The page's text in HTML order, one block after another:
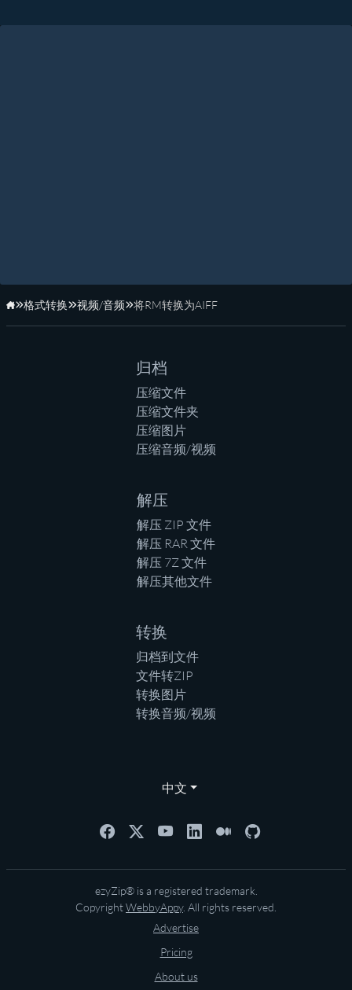
主页
格式转换 视频/音频 将RM转换为AIFF
归档
压缩文件
压缩文件夹
压缩图片
压缩音频/视频
解压
解压 ZIP 文件
解压 RAR 文件
解压 7Z 文件
解压其他文件
转换
归档到文件
文件转ZIP
转换图片
转换音频/视频
中文
ezyZip® is a registered trademark.
CopyrightWebbyAppy. All rights reserved.
Advertise
Pricing
About us